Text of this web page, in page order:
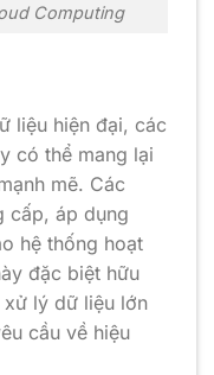
Computing
liệu hiện đại, các
có thể mang lại
mẽ. Các
cấp, áp dụng
hệ thống hoạt
đặc biệt hữu
xử lý dữ liệu lớn
cầu về hiệu